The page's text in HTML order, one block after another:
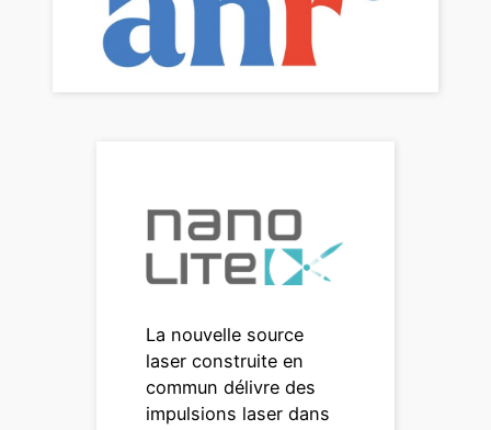
La nouvelle source
laser construite en
commun délivre des
impulsions laser dans